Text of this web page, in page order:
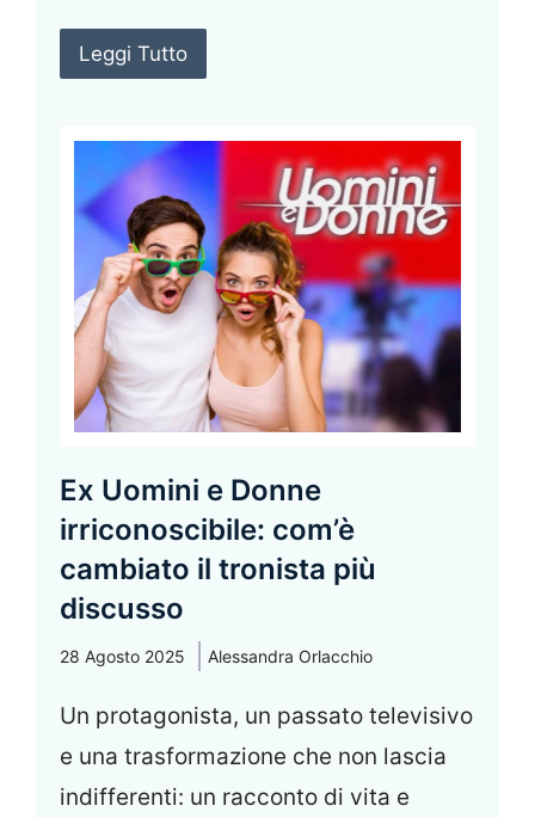
Leggi Tutto
Ex Uomini e Donne
irriconoscibile: com’è
cambiato il tronista più
discusso
28 Agosto 2025 Alessandra Orlacchio
Un protagonista, un passato televisivo
e una trasformazione che non lascia
indifferenti: un racconto di vita e